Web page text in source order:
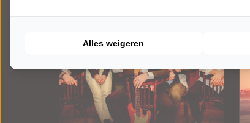
Alles weigeren